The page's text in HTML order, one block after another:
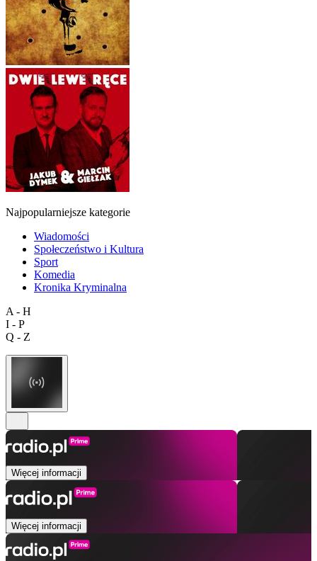
Najpopularniejsze kategorie
Wiadomości
Społeczeństwo i Kultura
Sport
Komedia
Kronika Kryminalna
A - H
I - P
Q - Z
Więcej informacji
Więcej informacji